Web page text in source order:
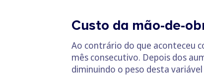
Custo da mão-de-
Ao contrário do que aconteceu
mês consecutivo. Depois dos
diminuindo o peso desta